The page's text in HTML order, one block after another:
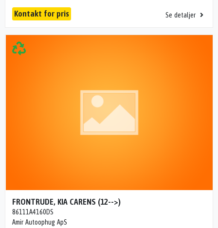
Kontakt for pris Se detaljer
FRONTRUDE, KIA CARENS (12-->)
86111A4160DS
Amir Autoophug ApS